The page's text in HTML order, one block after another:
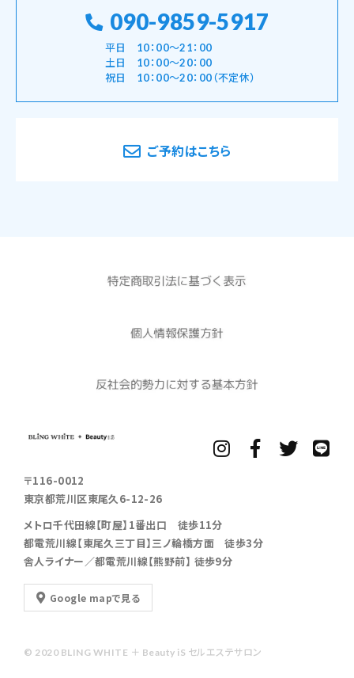
090-9859-5917
平日 10：00～21：00
土日 10：00～20：00
祝日 10：00～20：00（不定休）
ご予約はこちら
〒116-0012
東京都荒川区東尾久6-12-26
メトロ千代田線【町屋】1番出口 徒歩11分
都電荒川線【東尾久三丁目】三ノ輪橋方面 徒歩3分
舎人ライナー／都電荒川線【熊野前】 徒歩9分
Google mapで見る
© 2020 BLING WHITE ＋ Beauty iS セルエステサロン